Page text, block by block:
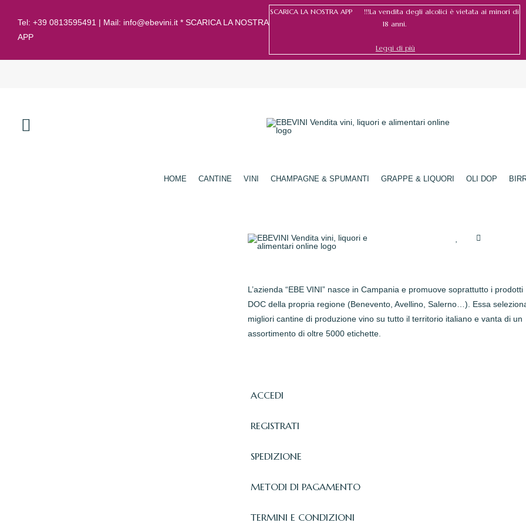
Tel: +39 0813595491 | Mail: info@ebevini.it * SCARICA LA NOSTRA
APP
SCARICA LA NOSTRA APP !!!La vendita degli alcolici è vietata ai minori di
18 anni.
Leggi di più
HOME CANTINE VINI CHAMPAGNE & SPUMANTI GRAPPE & LIQUORI OLI DOP
L’azienda “EBE VINI” nasce in Campania e promuove soprattutto i prodotti
DOC della propria regione (Benevento, Avellino, Salerno…). Essa
migliori cantine di produzione vino su tutto il territorio italiano e vanta di un
assortimento di oltre 5000 etichette.
ACCEDI
REGISTRATI
SPEDIZIONE
METODI DI PAGAMENTO
TERMINI E CONDIZIONI